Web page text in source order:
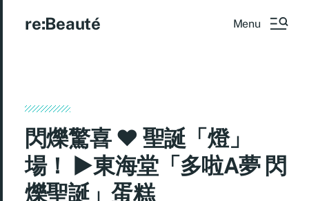
re:Beauté Menu
閃爍驚喜 ♥ 聖誕「燈」
場！ ►東海堂「多啦A夢 閃
爍聖誕」蛋糕